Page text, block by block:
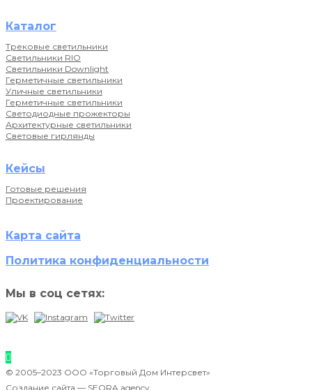
Каталог
Трековые светильники
Светильники RIO
Светильники Downlight
Герметичные светильники
Уличные светильники
Герметичные светильники
Светодиодные прожекторы
Архитектурные светильники
Световые гирлянды
Кейсы
Готовые решения
Проектирование
Карта сайта
Политика конфиденциальности
Мы в соц сетях:
© 2005–2023 ООО «Торговый Дом Интерсвет»
Создание сайта — SEORA.agency